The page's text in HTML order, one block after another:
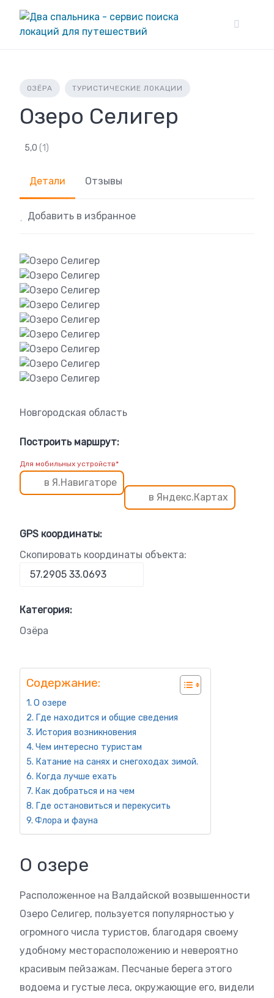
content
ОЗЁРА ТУРИСТИЧЕСКИЕ ЛОКАЦИИ
Озеро Селигер
5,0 (1)
Детали Отзывы
Добавить в избранное
Новгородская область
Построить маршрут:
Для мобильных устройств*
в Я.Навигаторе
в Яндекс.Картах
GPS координаты:
Скопировать координаты объекта:
Категория:
Озёра
Содержание:
О озере
Где находится и общие сведения
История возникновения
Чем интересно туристам
Катание на санях и снегоходах зимой.
Когда лучше ехать
Как добраться и на чем
Где остановиться и перекусить
Флора и фауна
О озере
Расположенное на Валдайской возвышенности
Озеро Селигер, пользуется популярностью у
огромного числа туристов, благодаря своему
удобному месторасположению и невероятно
красивым пейзажам. Песчаные берега этого
водоема и густые леса, окружающие его, видели